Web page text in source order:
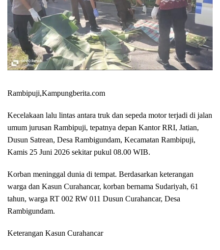
Rambipuji,Kampungberita.com
Kecelakaan lalu lintas antara truk dan sepeda motor terjadi di jalan
umum jurusan Rambipuji, tepatnya depan Kantor RRI, Jatian,
Dusun Satrean, Desa Rambigundam, Kecamatan Rambipuji,
Kamis 25 Juni 2026 sekitar pukul 08.00 WIB.
Korban meninggal dunia di tempat. Berdasarkan keterangan
warga dan Kasun Curahancar, korban bernama Sudariyah, 61
tahun, warga RT 002 RW 011 Dusun Curahancar, Desa
Rambigundam.
Keterangan Kasun Curahancar